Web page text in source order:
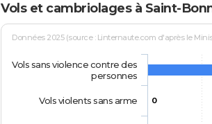
Vols et cambriolages à Saint-
Données 2025 (source : Linternaute.com d'après le
0
Vols sans violence contre des
personnes
Vols violents sans arme